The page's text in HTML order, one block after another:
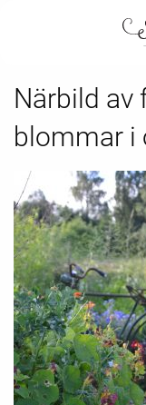
Närbild av
blommar i